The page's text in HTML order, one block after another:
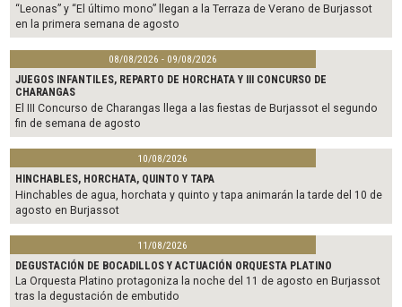
“Leonas” y “El último mono” llegan a la Terraza de Verano de Burjassot
en la primera semana de agosto
08/08/2026 - 09/08/2026
JUEGOS INFANTILES, REPARTO DE HORCHATA Y III CONCURSO DE
CHARANGAS
El III Concurso de Charangas llega a las fiestas de Burjassot el segundo
fin de semana de agosto
10/08/2026
HINCHABLES, HORCHATA, QUINTO Y TAPA
Hinchables de agua, horchata y quinto y tapa animarán la tarde del 10 de
agosto en Burjassot
11/08/2026
DEGUSTACIÓN DE BOCADILLOS Y ACTUACIÓN ORQUESTA PLATINO
La Orquesta Platino protagoniza la noche del 11 de agosto en Burjassot
tras la degustación de embutido